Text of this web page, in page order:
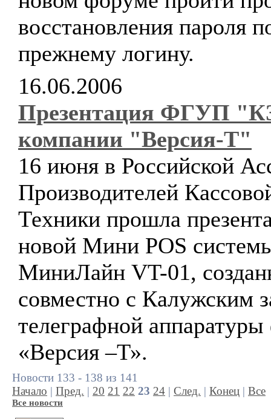
восстановления пароля
прежнему логину.
16.06.2006
Презентация ФГУП
компании "Версия-Т"
16 июня в Российской
Производителей
Техники прошла
новой Мини POS
МиниЛайн VT-01,
совместно с Калужским
телеграфной
«Версия –Т».
Новости 133 - 138 из 141
Начало | Пред. | 20 21 22 23 24 | След. | Конец | Все
Все новости